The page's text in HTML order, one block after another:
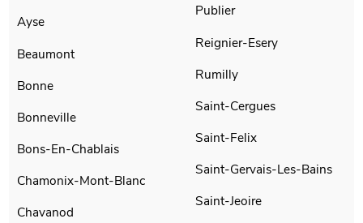
Ayse
Beaumont
Bonne
Bonneville
Bons-En-Chablais
Chamonix-Mont-Blanc
Chavanod
Publier
Reignier-Esery
Rumilly
Saint-Cergues
Saint-Felix
Saint-Gervais-Les-Bains
Saint-Jeoire